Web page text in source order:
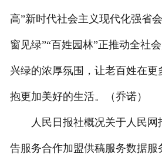
高”新时代社会主义现代化强省
窗见绿”“百姓园林”正推动全社
兴绿的浓厚氛围，让老百姓在更
抱更加美好的生活。（乔诺）
人民日报社概况关于人民网
告服务合作加盟供稿服务数据服